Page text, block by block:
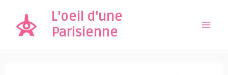
contenu
L'oeil d'une
Parisienne